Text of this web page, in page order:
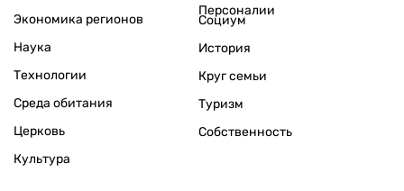
Экономика регионов
Персоналии
Наука
Технологии
Среда обитания
Церковь
Культура
Социум
История
Круг семьи
Туризм
Собственность